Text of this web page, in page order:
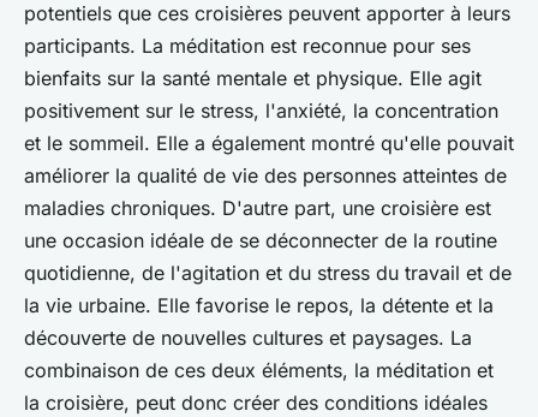
potentiels que ces croisières peuvent apporter à leurs
participants. La méditation est reconnue pour ses
bienfaits sur la santé mentale et physique. Elle agit
positivement sur le stress, l'anxiété, la concentration
et le sommeil. Elle a également montré qu'elle pouvait
améliorer la qualité de vie des personnes atteintes de
maladies chroniques. D'autre part, une croisière est
une occasion idéale de se déconnecter de la routine
quotidienne, de l'agitation et du stress du travail et de
la vie urbaine. Elle favorise le repos, la détente et la
découverte de nouvelles cultures et paysages. La
combinaison de ces deux éléments, la méditation et
la croisière, peut donc créer des conditions idéales